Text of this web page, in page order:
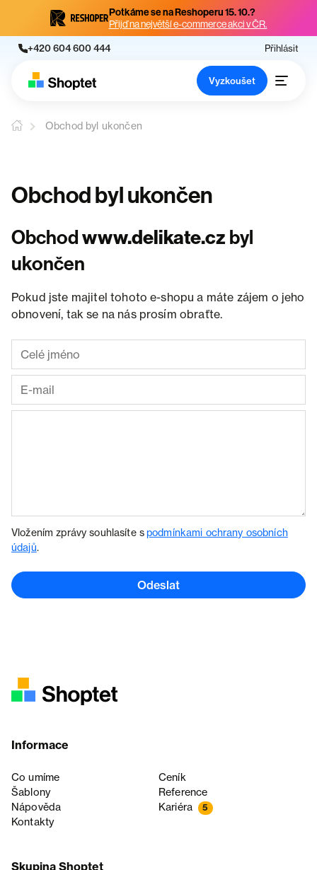
Potkáme se na Reshoperu 15. 10.?
Přijď na největší e-commerce akci v ČR.
+420 604 600 444 Přihlásit
Vyzkoušet
Obchod byl ukončen
Obchod byl ukončen
Obchodwww.delikate.cz byl
ukončen
Pokud jste majitel tohoto e-shopu a máte zájem o jeho
obnovení, tak se na nás prosím obraťte.
Vložením zprávy souhlasíte spodmínkami ochrany osobních
údajů.
Odeslat
Informace
Co umíme
Ceník
Šablony
Reference
Nápověda
Kariéra 5
Kontakty
Skupina Shoptet